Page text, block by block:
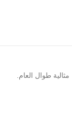
طوال العام.